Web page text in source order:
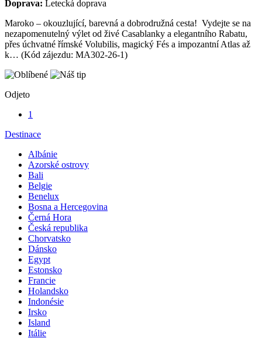
Termín:02.04. - 11.04.2026
Maroko – okouzlující, barevná a dobrodružná cesta! Vydejte se na
nezapomenutelný výlet od živé Casablanky a elegantního Rabatu,
přes úchvatné římské Volubilis, magický Fés a impozantní Atlas až
Albánie
Azorské ostrovy
Bali
Belgie
Benelux
Bosna a Hercegovina
Černá Hora
Česká republika
Chorvatsko
Dánsko
Egypt
Estonsko
Francie
Holandsko
Indonésie
Irsko
Island